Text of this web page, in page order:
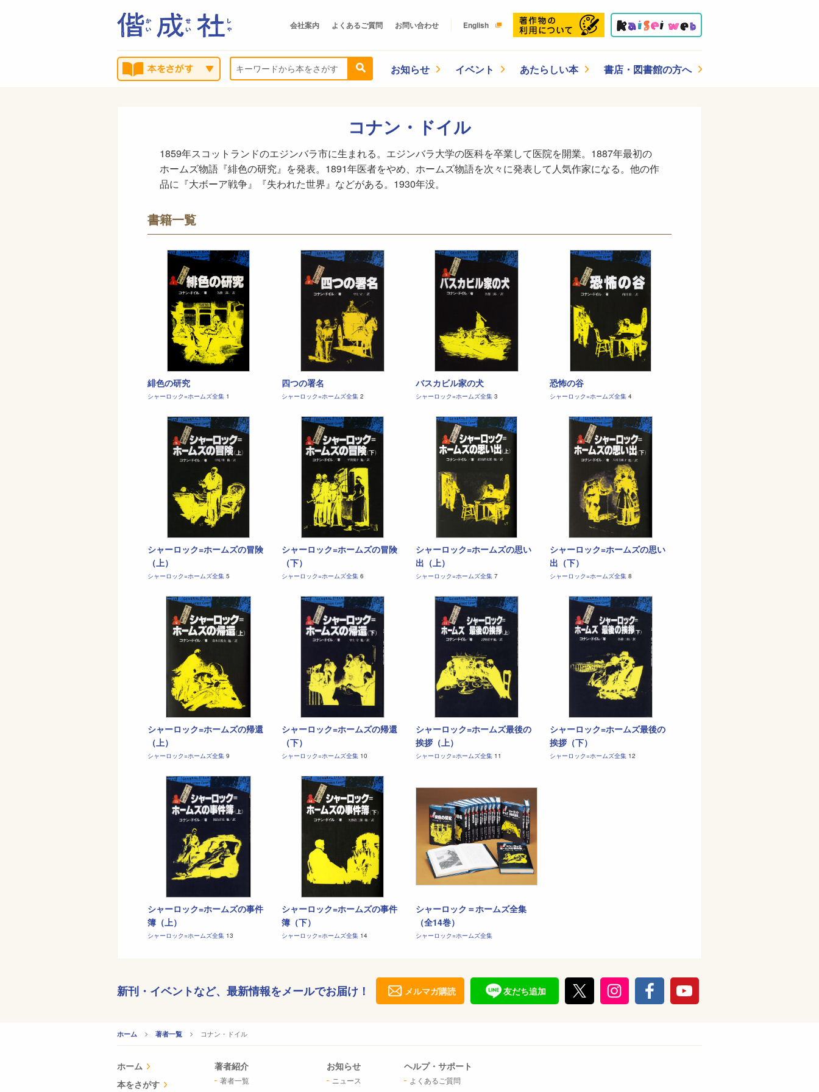
会社案内 よくあるご質問 お問い合わせ English
お知らせ イベント あたらしい本 書店・図書館の方へ
コナン・ドイル
1859年スコットランドのエジンバラ市に生まれる。エジンバラ大学の医科を卒業して医院を開業。1887年最初の
ホームズ物語『緋色の研究』を発表。1891年医者をやめ、ホームズ物語を次々に発表して人気作家になる。他の作
品に『大ボーア戦争』『失われた世界』などがある。1930年没。
書籍一覧
緋色の研究
シャーロック=ホームズ全集 1
四つの署名
シャーロック=ホームズ全集 2
バスカビル家の犬
シャーロック=ホームズ全集 3
恐怖の谷
シャーロック=ホームズ全集 4
シャーロック=ホームズの冒険
（上）
シャーロック=ホームズ全集 5
シャーロック=ホームズの冒険
（下）
シャーロック=ホームズ全集 6
シャーロック=ホームズの思い
出（上）
シャーロック=ホームズ全集 7
シャーロック=ホームズの思い
出（下）
シャーロック=ホームズ全集 8
シャーロック=ホームズの帰還
（上）
シャーロック=ホームズ全集 9
シャーロック=ホームズの帰還
（下）
シャーロック=ホームズ全集 10
シャーロック=ホームズ最後の
挨拶（上）
シャーロック=ホームズ全集 11
シャーロック=ホームズ最後の
挨拶（下）
シャーロック=ホームズ全集 12
シャーロック=ホームズの事件
簿（上）
シャーロック=ホームズ全集 13
シャーロック=ホームズの事件
簿（下）
シャーロック=ホームズ全集 14
シャーロック＝ホームズ全集
（全14巻）
シャーロック=ホームズ全集
新刊・イベントなど、 最新情報をメールでお届け！ メルマガ購読 友だち追加
ホーム 著者一覧 CURRENT:
コナン・ドイル
ホーム
本をさがす
著者紹介
著者一覧
お知らせ
ニュース
ヘルプ・サポート
よくあるご質問